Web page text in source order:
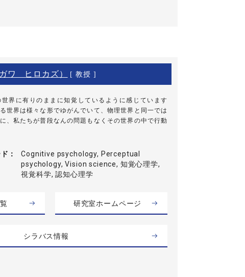
ワ ヒロカズ） [ 教授 ]
界に有りのままに知覚しているように感じています
世界は様々な形でゆがんでいて、物理世界と同一では
、私たちが普段なんの問題もなくその世界の中で行動
Cognitive psychology, Perceptual
psychology, Vision science, 知覚心理学,
視覚科学, 認知心理学
研究室ホームページ
シラバス情報